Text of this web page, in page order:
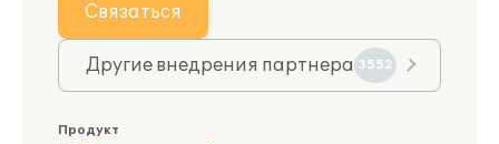
Связаться
Другие внедрения партнера 3552
Продукт